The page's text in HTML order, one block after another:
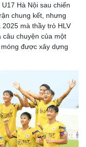
Hà Nội sau chiến
chung kết, nhưng
mà thầy trò HLV
câu chuyện của một
được xây dựng